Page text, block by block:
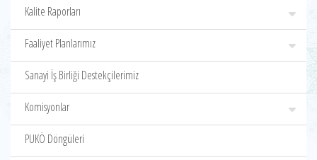
Kalite Raporları
Faaliyet Planlarımız
Sanayi İş Birliği Destekçilerimiz
Komisyonlar
PUKÖ Döngüleri